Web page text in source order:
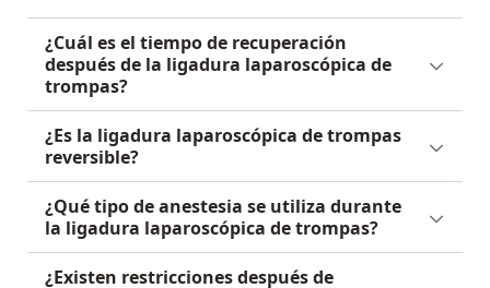
¿Cuál es el tiempo de recuperación
después de la ligadura laparoscópica de
trompas?
¿Es la ligadura laparoscópica de trompas
reversible?
¿Qué tipo de anestesia se utiliza durante
la ligadura laparoscópica de trompas?
¿Existen restricciones después de